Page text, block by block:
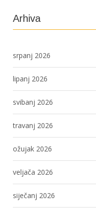
Arhiva
srpanj 2026
lipanj 2026
svibanj 2026
travanj 2026
ožujak 2026
veljača 2026
siječanj 2026